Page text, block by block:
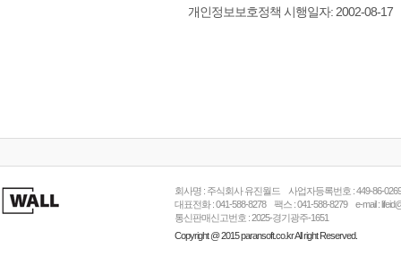
개인정보보호정책 시행일자: 2002-08-17
회사명 : 주식회사 유진월드 사업자등록번호 : 449-86-
대표전화 : 041-588-8278 팩스 : 041-588-8279 e-mail :
통신판매신고번호 : 2025-경기광주-1651
Copyright @ 2015 paransoft.co.kr All right Reserved.